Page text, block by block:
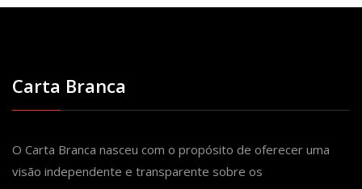
Carta Branca
O Carta Branca nasceu com o propósito de oferecer uma
visão independente e transparente sobre os